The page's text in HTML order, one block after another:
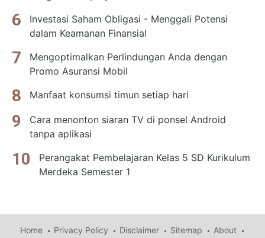
Investasi Saham Obligasi - Menggali Potensi
dalam Keamanan Finansial
Mengoptimalkan Perlindungan Anda dengan
Promo Asuransi Mobil
Manfaat konsumsi timun setiap hari
Cara menonton siaran TV di ponsel Android
tanpa aplikasi
Perangakat Pembelajaran Kelas 5 SD Kurikulum
Merdeka Semester 1
Home Privacy Policy Disclaimer Sitemap About